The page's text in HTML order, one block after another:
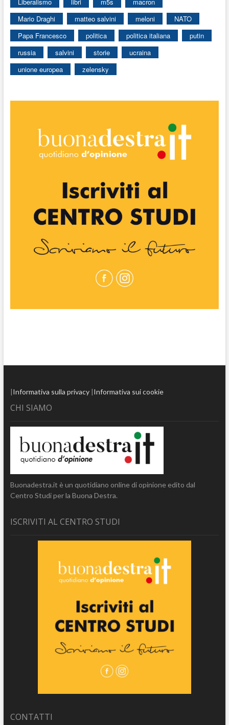
Mario Draghi
matteo salvini meloni
NATO
Papa Francesco
politica politica italiana
putin
russia
salvini storie
ucraina
unione europea
zelensky
|Informativa sulla privacy|Informativa sui cookie
CHI SIAMO
Buonadestra.it è un quotidiano online di opinione edito dal
Centro Studi per la Buona Destra.
ISCRIVITI AL CENTRO STUDI
CONTATTI